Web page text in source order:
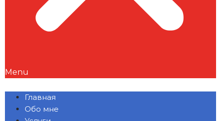
Menu
Главная
Обо мне